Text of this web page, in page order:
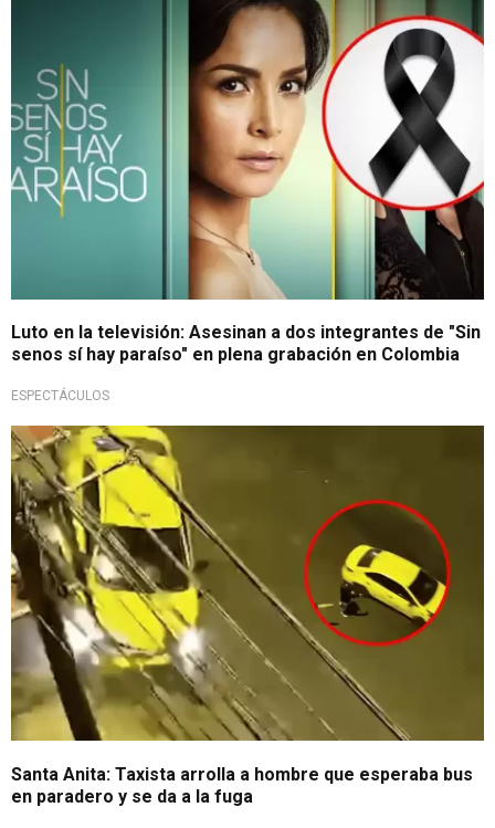
Luto en la televisión: Asesinan a dos integrantes de "Sin
senos sí hay paraíso" en plena grabación en Colombia
ESPECTÁCULOS
Familia mostró indignación
Santa Anita: Taxista arrolla a hombre que esperaba bus
en paradero y se da a la fuga